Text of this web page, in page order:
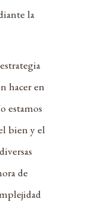
la
hacer en
estamos
bien y el
de